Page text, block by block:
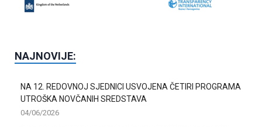
NAJNOVIJE:
NA 12. REDOVNOJ SJEDNICI USVOJENA ČETIRI PROGRAMA
UTROŠKA NOVČANIH SREDSTAVA
04/06/2026